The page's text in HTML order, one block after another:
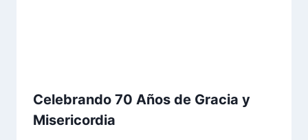
Celebrando 70 Años de Gracia y
Misericordia